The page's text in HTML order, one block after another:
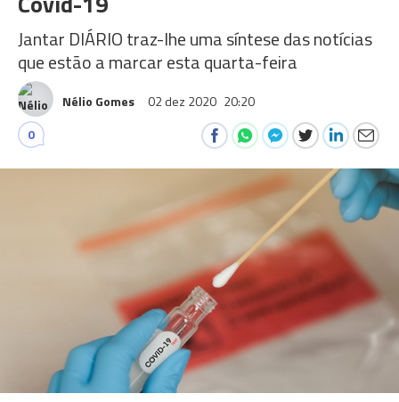
Jantar DIÁRIO traz-lhe uma síntese das notícias
que estão a marcar esta quarta-feira
Nélio Gomes 02 dez 2020 20:20
0